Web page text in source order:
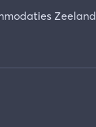
Zeeland